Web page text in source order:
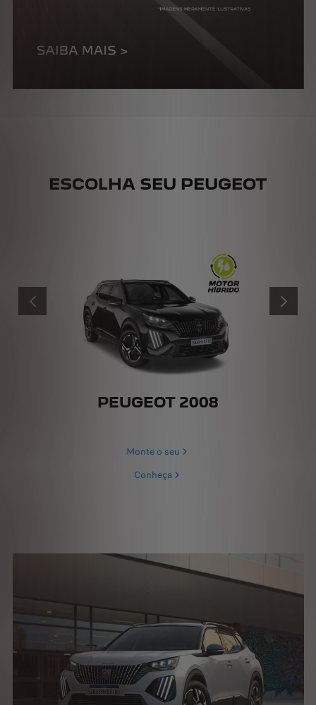
ESCOLHA SEU PEUGEOT
ANTERIOR
PEUGEOT 2008
Monte o seu
Conheça
PRÓXIMO